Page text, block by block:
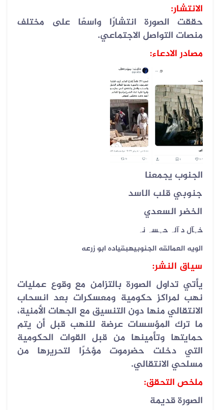
الانتشار:
حققت الصورة انتشارًا واسعًا على مختلف
منصات التواصل الاجتماعي.
مصادر الادعاء:
الجنوب يجمعنا
جنوبي قلب الاسد
الخضر السعدي
خہآل د آلہ حہسہ نہ
الويه العمالقه الجنوبيهبقياده ابو زرعه
سياق النشر:
يأتي تداول الصورة بالتزامن مع وقوع عمليات
نهب لمراكز حكومية ومعسكرات بعد انسحاب
الانتقالي منها دون التنسيق مع الجهات الأمنية،
ما ترك المؤسسات عرضة للنهب قبل أن يتم
حمايتها وتأمينها من قبل القوات الحكومية
التي دخلت حضرموت مؤخرًا لتحريرها من
مسلحي الانتقالي.
ملخص التحقق:
الصورة قديمة